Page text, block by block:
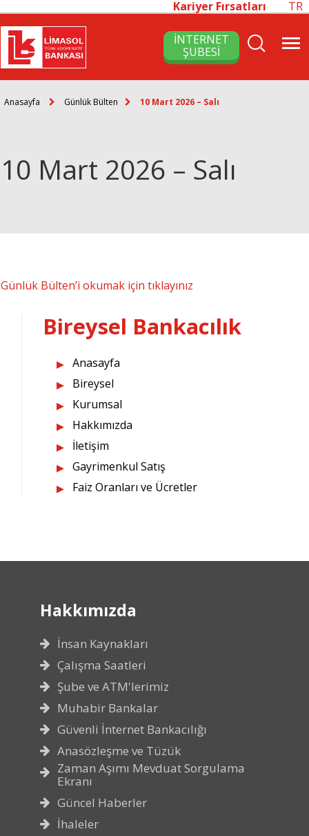
Kariyer Fırsatları TR
İNTERNET
ŞUBESİ
Anasayfa Günlük Bülten 10 Mart 2026 – Salı
10 Mart 2026 – Salı
Günlük Bülten’i okumak için tıklayınız
Bireysel Bankacılık
Anasayfa
Bireysel
Kurumsal
Hakkımızda
İletişim
Gayrimenkul Satış
Faiz Oranları ve Ücretler
Hakkımızda
İnsan Kaynakları
Çalışma Saatleri
Şube ve ATM'lerimiz
Muhabir Bankalar
Güvenli İnternet Bankacılığı
Anasözleşme ve Tüzük
Zaman Aşımı Mevduat Sorgulama
Ekranı
Güncel Haberler
İhaleler